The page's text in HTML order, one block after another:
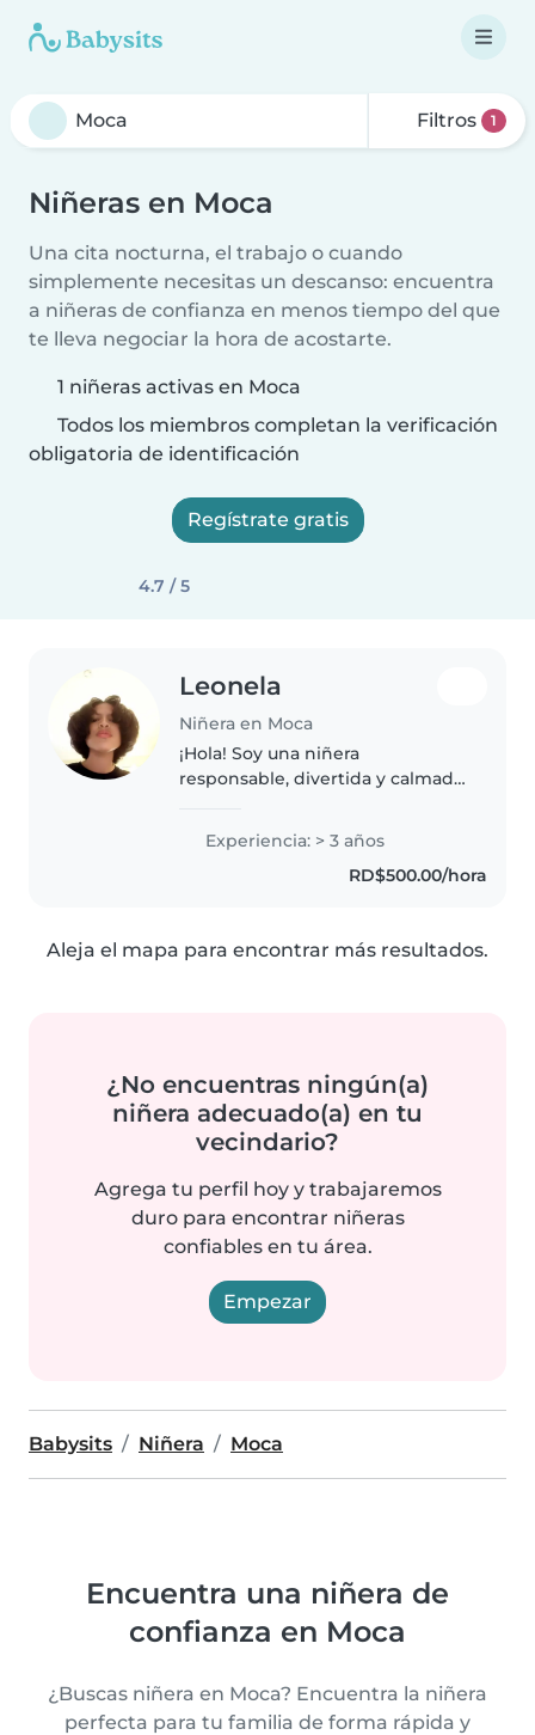
Filtros 1
Niñeras en Moca
Una cita nocturna, el trabajo o cuando
simplemente necesitas un descanso: encuentra
a niñeras de confianza en menos tiempo del que
te lleva negociar la hora de acostarte.
1 niñeras activas en Moca
Todos los miembros completan la verificación
obligatoria de identificación
Regístrate gratis
4.7 / 5
Leonela
Niñera en Moca
¡Hola! Soy una niñera
responsable, divertida y calmada
cuidando niños desde la edad de
guardería hasta la escuela
primaria. Me encanta dibujar,
Experiencia: > 3 años
RD$500.00/hora
Aleja el mapa para encontrar más resultados.
¿No encuentras ningún(a)
niñera adecuado(a) en tu
vecindario?
Agrega tu perfil hoy y trabajaremos
duro para encontrar niñeras
confiables en tu área.
Empezar
Babysits Niñera Moca
Encuentra una niñera de
confianza en Moca
¿Buscas niñera en Moca? Encuentra la niñera
perfecta para tu familia de forma rápida y